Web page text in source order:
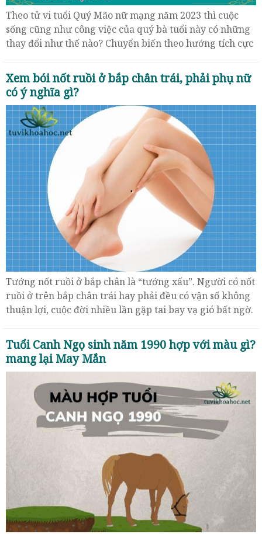
Theo tử vi tuổi Quý Mão nữ mạng năm 2023 thì cuộc
sống cũng như công việc của quý bà tuổi này có những
thay đổi như thế nào? Chuyển biến theo hướng tích cực
Xem bói nốt ruồi ở bắp chân trái, phải phụ nữ
có ý nghĩa gì?
Tướng nốt ruồi ở bắp chân là “tướng xấu”. Người có nốt
ruồi ở trên bắp chân trái hay phải đều có vận số không
thuận lợi, cuộc đời nhiều lần gặp tai bay vạ gió bất ngờ.
Tuổi Canh Ngọ sinh năm 1990 hợp với màu gì?
mang lại May Mắn